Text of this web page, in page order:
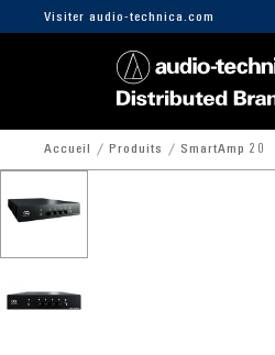
Visiter audio-technica.com
Accueil Produits SmartAmp 20